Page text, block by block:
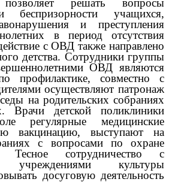
беспризорности учащихся,
и преступления
в период отсутствия
с ОВД также направлено
детства. Сотрудники группы
ОВД являются
профилактике, совместно с
осуществляют патронаж
на родительских собраниях
Врачи детской поликлиники
регулярные медицинские
вакцинацию, выступают на
с вопросами по охране
Тесное сотрудничество с
учреждениями культуры
досуговую деятельность